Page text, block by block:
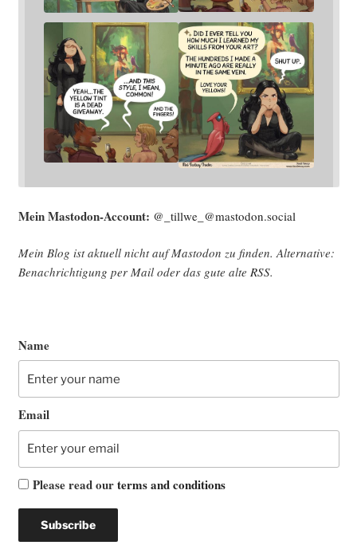
Mein Mast­o­don-Account: @_tillwe_@mastodon.social
Mein Blog ist aktu­ell nicht auf Mast­o­don zu fin­den. Alter­na­ti­ve:
Benach­rich­ti­gung per Mail oder das gute alte RSS.
Name
Email
Please read ourterms and conditions